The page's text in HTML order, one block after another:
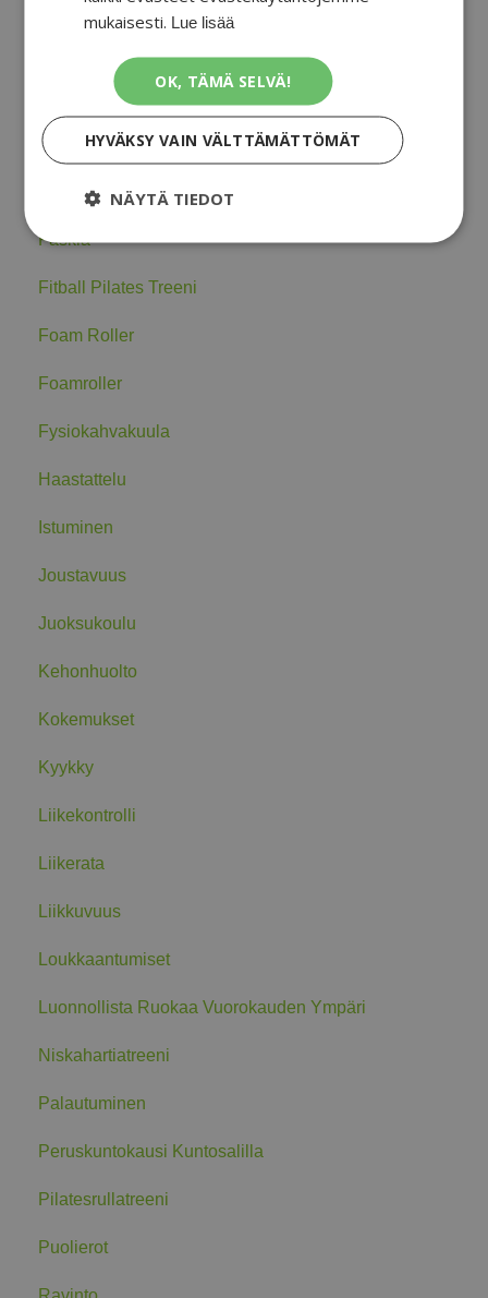
Dynaaminen Venyttely
Ennaltaehkäisy
Faskia
Fitball Pilates Treeni
Foam Roller
Foamroller
Fysiokahvakuula
Haastattelu
Istuminen
Joustavuus
Juoksukoulu
Kehonhuolto
Kokemukset
Kyykky
Liikekontrolli
Liikerata
Liikkuvuus
Loukkaantumiset
Luonnollista Ruokaa Vuorokauden Ympäri
Niskahartiatreeni
Palautuminen
Peruskuntokausi Kuntosalilla
Pilatesrullatreeni
Puolierot
mukaisesti. Lue lisää
OK, TÄMÄ SELVÄ!
HYVÄKSY VAIN VÄLTTÄMÄTTÖMÄT
NÄYTÄ TIEDOT